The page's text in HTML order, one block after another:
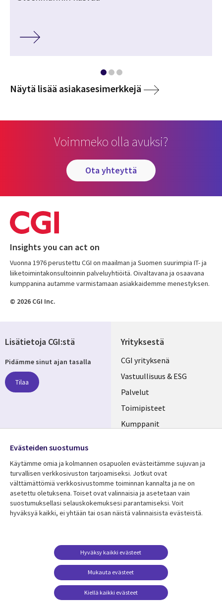
Näytä lisää asiakasesimerkkejä media
Voimmeko olla avuksi?
ota yhteyttä
Insights you can act on
Vuonna 1976 perustettu CGI on maailman ja Suomen suurimpia IT- ja
liiketoimintakonsultoinnin palveluyhtiöitä. Oivaltavana ja osaavana
kumppanina autamme varmistamaan asiakkaidemme menestyksen.
© 2026 CGI Inc.
Yrityksestä
Useful
links
FINLAND
CGI yrityksenä
Vastuullisuus & ESG
Palvelut
Toimipisteet
Kumppanit
Resurssikeskus
Library
FINLAND
Asiakastarinat
Lisätietoa
Legal
Tietosuoja
Käyttöehdot
Yhteystiedot
Evästeasetuksesi
Lisätietoja CGI:stä
Pidämme sinut ajan tasalla
Tilaa
Media
FINLAND
Evästeiden suostumus
Käytämme omia ja kolmannen osapuolen evästeitämme sujuvan ja
turvallisen verkkosivuston tarjoamiseksi. Jotkut ovat
välttämättömiä verkkosivustomme toiminnan kannalta ja ne on
asetettu oletuksena. Toiset ovat valinnaisia ​​ja asetetaan vain
suostumuksellasi selauskokemuksesi parantamiseksi. Voit
hyväksyä kaikki, ei yhtään tai osan näistä valinnaisista evästeistä.
Mukauta evästeet
Hyväksy kaikki evästeet
Kiellä kaikki evästeet